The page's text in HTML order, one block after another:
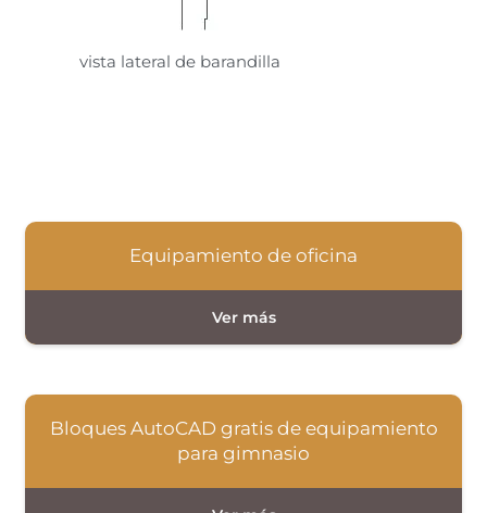
vista lateral de barandilla
Equipamiento de oficina
Bloques AutoCAD gratis de equipamiento
para gimnasio